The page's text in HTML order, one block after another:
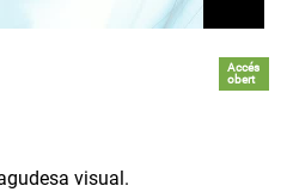
Accés
obert
visual.